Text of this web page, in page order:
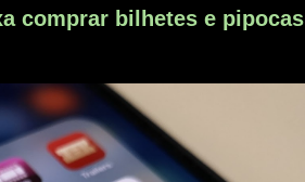
comprar bilhetes e pipocas